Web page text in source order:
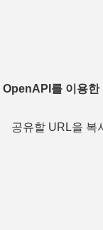
OpenAPI를 이용한
공유할 URL을 복